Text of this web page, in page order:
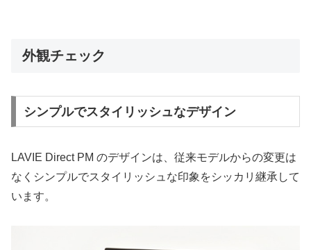
外観チェック
シンプルでスタイリッシュなデザイン
LAVIE Direct PM のデザインは、従来モデルからの変更は
なくシンプルでスタイリッシュな印象をシッカリ継承して
います。